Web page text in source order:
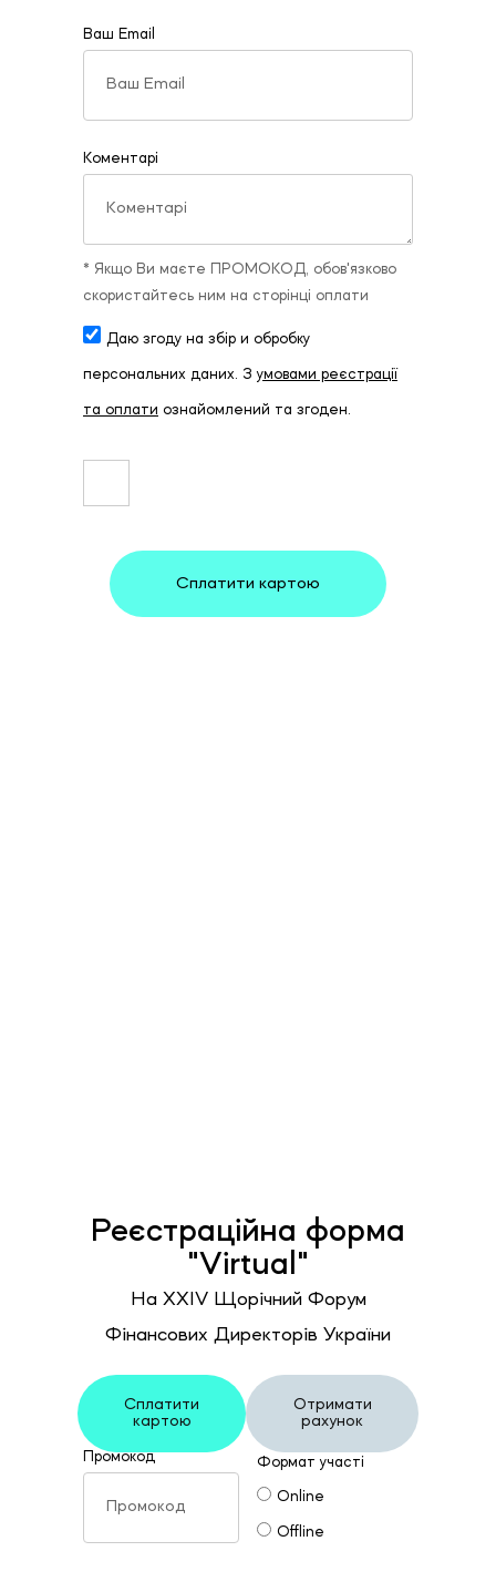
Ваш Email
Коментарі
* Якщо Ви маєте ПРОМОКОД, обов'язково
скористайтесь ним на сторінці оплати
Даю згоду на збір и обробку
персональних даних. Зумовами реєстрації
та оплати ознайомлений та згоден.
Сплатити картою
Реєстраційна форма
"Virtual"
На ХХIV Щорічний Форум
Фінансових Директорів України
Сплатити
картою
Отримати
рахунок
Промокод Формат участі
Online
Offline